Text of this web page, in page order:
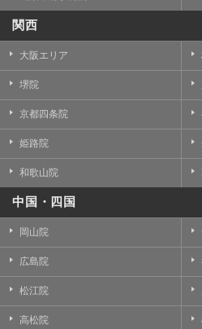
関西
大阪エリア
堺院
京都四条院
姫路院
和歌山院
中国・四国
岡山院
広島院
松江院
高松院